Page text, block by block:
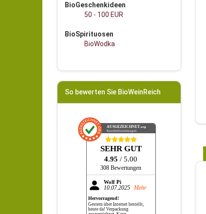
BioGeschenkideen
50 - 100 EUR
BioSpirituosen
BioWodka
So bewerten Sie BioWeinReich
AUSGEZEICHNET.org
Kundenbewertungen
SEHR GUT
4.95 / 5.00
308 Bewertungen
Wolf Pi
10.07.2025 Mehr
Hervorragend!
Gestern über Internet bestellt,
heute da! Verpackung